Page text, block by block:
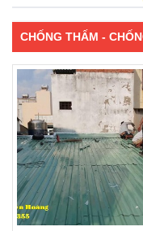
CHỐNG THẤM -